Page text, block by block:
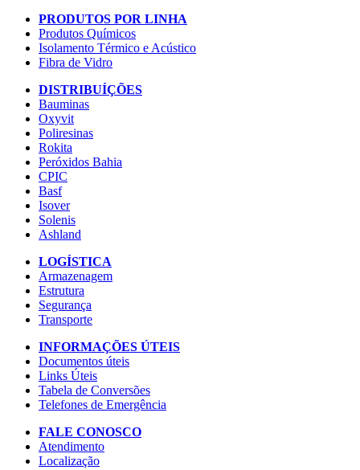
PRODUTOS POR LINHA
Produtos Químicos
Isolamento Térmico e Acústico
Fibra de Vidro
DISTRIBUÍÇÕES
Bauminas
Oxyvit
Poliresinas
Rokita
Peróxidos Bahia
CPIC
Basf
Isover
Solenis
Ashland
LOGÍSTICA
Armazenagem
Estrutura
Segurança
Transporte
INFORMAÇÕES ÚTEIS
Documentos úteis
Links Úteis
Tabela de Conversões
Telefones de Emergência
FALE CONOSCO
Atendimento
Localização